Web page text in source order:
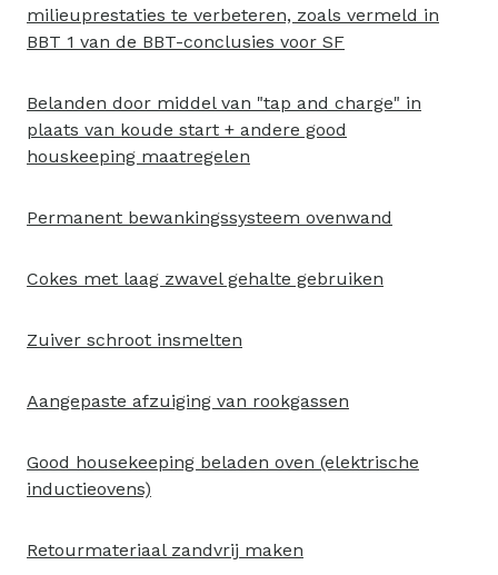
milieuprestaties te verbeteren, zoals vermeld in
BBT 1 van de BBT-conclusies voor SF
Belanden door middel van "tap and charge" in
plaats van koude start + andere good
houskeeping maatregelen
Permanent bewankingssysteem ovenwand
Cokes met laag zwavel gehalte gebruiken
Zuiver schroot insmelten
Aangepaste afzuiging van rookgassen
Good housekeeping beladen oven (elektrische
inductieovens)
Retourmateriaal zandvrij maken